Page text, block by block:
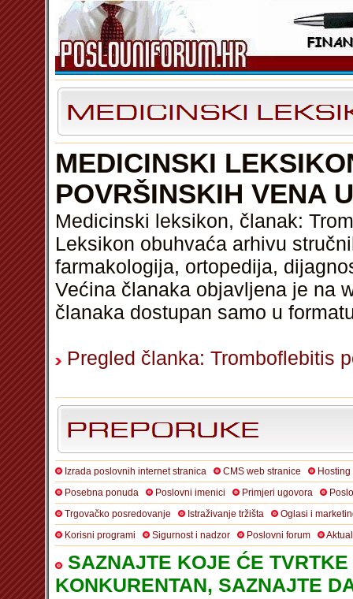
MEDICINSKI
POVRŠINSKIH VENA
Medicinski leksikon, članak:
Leksikon obuhvaća arhivu
farmakologija, ortopedija,
Većina članaka objavljena je na
članaka dostupan samo u
Pregled članka: Tromboflebitis
Izrada poslovnih internet stranica CMS web stranice
Posebna ponuda
Poslovni imenici Primjeri ugovora
Trgovačko posredovanje
Istraživanje tržišta
Oglasi i
Korisni programi
Sigurnost i nadzor Poslovni forum
SAZNAJTE KOJE ĆE
KONKURENTAN, SAZNAJTE